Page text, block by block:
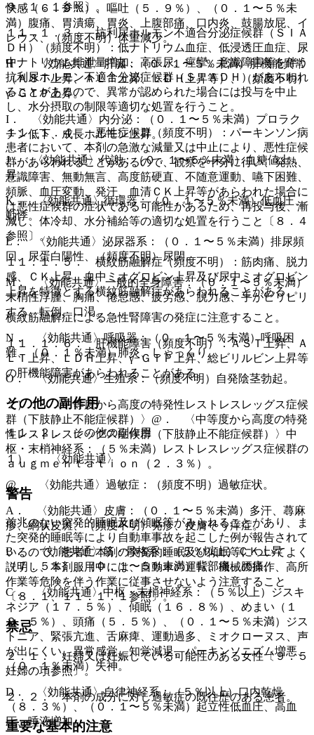
快感（６．９％）、嘔吐（５．９％）、（０．１〜５％未
満）腹痛、胃潰瘍、胃炎、上腹部痛、口内炎、鼓腸放屁、イ
レウス、（頻度不明）体重減少。
H． 〈効能共通〉肝臓：（０．１〜５％未満）肝機能異常
（ＡＳＴ上昇、ＡＬＴ上昇、ＬＤＨ上昇等）、（頻度不明）
γ−ＧＴＰ上昇。
I． 〈効能共通〉内分泌：（０．１〜５％未満）プロラク
チン低下、成長ホルモン上昇。
J． 〈効能共通〉代謝：（０．１〜５％未満）血糖値上
昇。
K． 〈効能共通〉循環器：（０．１〜５％未満）低血圧、
動悸。
L． 〈効能共通〉泌尿器系：（０．１〜５％未満）排尿頻
回、尿蛋白陽性、（頻度不明）尿閉。
M． 〈効能共通〉一般的全身障害：（０．１〜５％未満）
末梢性浮腫、胸痛、倦怠感、疲労感、脱力感、手がピリピリ
する、転倒、口渇。
N． 〈効能共通〉呼吸器：（０．１〜５％未満）呼吸困
難、（０．１％未満）肺炎、しゃっくり。
O． 〈効能共通〉生殖系：（頻度不明）自発陰茎勃起。
２）． 〈中等度から高度の特発性レストレスレッグス症候
群（下肢静止不能症候群）〉@． 〈中等度から高度の特発
性レストレスレッグス症候群（下肢静止不能症候群）〉中
枢・末梢神経系：（５％未満）レストレスレッグス症候群の
ａｕｇｍｅｎｔａｔｉｏｎ（２．３％）。
警告
前兆のない突発的睡眠及び傾眠等がみられることがあり、ま
た突発的睡眠等により自動車事故を起こした例が報告されて
いるので、患者に本剤の突発的睡眠及び傾眠等についてよく
説明し、本剤服用中には、自動車の運転、機械の操作、高所
作業等危険を伴う作業に従事させないよう注意すること
〔８．１、１１．１．１参照〕。
禁忌
２．１． 妊婦又は妊娠している可能性のある女性〔９．５
妊婦の項参照〕。
２．２． 本剤の成分に対し過敏症の既往歴のある患者。
重要な基本的注意
９．１．１参照〕。
１１．１．３． 抗利尿ホルモン不適合分泌症候群（ＳＩＡ
ＤＨ）（頻度不明）：低ナトリウム血症、低浸透圧血症、尿
中ナトリウム排泄量増加、高張尿、痙攣、意識障害等を伴う
抗利尿ホルモン不適合分泌症候群（ＳＩＡＤＨ）があらわれ
ることがあるので、異常が認められた場合には投与を中止
し、水分摂取の制限等適切な処置を行うこと。
１１．１．４． 悪性症候群（頻度不明）：パーキンソン病
患者において、本剤の急激な減量又は中止により、悪性症候
群があらわれることがあるので、観察を十分に行い、発熱、
意識障害、無動無言、高度筋硬直、不随意運動、嚥下困難、
頻脈、血圧変動、発汗、血清ＣＫ上昇等があらわれた場合に
は悪性症候群の症状である可能性があるため、再投与後、漸
減し、体冷却、水分補給等の適切な処置を行うこと〔８．４
参照〕。
１１．１．５． 横紋筋融解症（頻度不明）：筋肉痛、脱力
感、ＣＫ上昇、血中ミオグロビン上昇及び尿中ミオグロビン
上昇を特徴とする横紋筋融解症があらわれることがある。
横紋筋融解症による急性腎障害の発症に注意すること。
１１．１．６． 肝機能障害（頻度不明）：ＡＳＴ上昇、Ａ
ＬＴ上昇、ＬＤＨ上昇、γ−ＧＴＰ上昇、総ビリルビン上昇等
の肝機能障害があらわれることがある。
その他の副作用
１１．２． その他の副作用
１）． 〈効能共通〉
@． 〈効能共通〉過敏症：（頻度不明）過敏症状。
A． 〈効能共通〉皮膚：（０．１〜５％未満）多汗、蕁麻
疹、網状皮斑、（頻度不明）発疹、皮膚そう痒症。
B． 〈効能共通〉筋・骨格系：（５％以上）ＣＫ上昇
（７．５％）、（０．１〜５％未満）背部痛、腰痛。
C． 〈効能共通〉中枢・末梢神経系：（５％以上）ジスキ
ネジア（１７．５％）、傾眠（１６．８％）、めまい（１
２．５％）、頭痛（５．５％）、（０．１〜５％未満）ジス
トニア、緊張亢進、舌麻痺、運動過多、ミオクローヌス、声
が出にくい、異常感覚、知覚減退、パーキンソニズム増悪、
（０．１％未満）失神。
D． 〈効能共通〉自律神経系：（５％以上）口内乾燥
（８．３％）、（０．１〜５％未満）起立性低血圧、高血
圧、唾液増加。